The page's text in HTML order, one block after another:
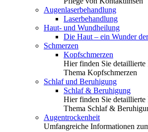
Augenlaserbehandlung
Laserbehandlung
Haut- und Wundheilung
Die Haut – ein Wunder
Schmerzen
Kopfschmerzen
Hier finden Sie
Thema Kopfschmerzen
Schlaf und Beruhigung
Schlaf & Beruhigung
Hier finden Sie
Thema Schlaf &
Augentrockenheit
Umfangreiche Informationen